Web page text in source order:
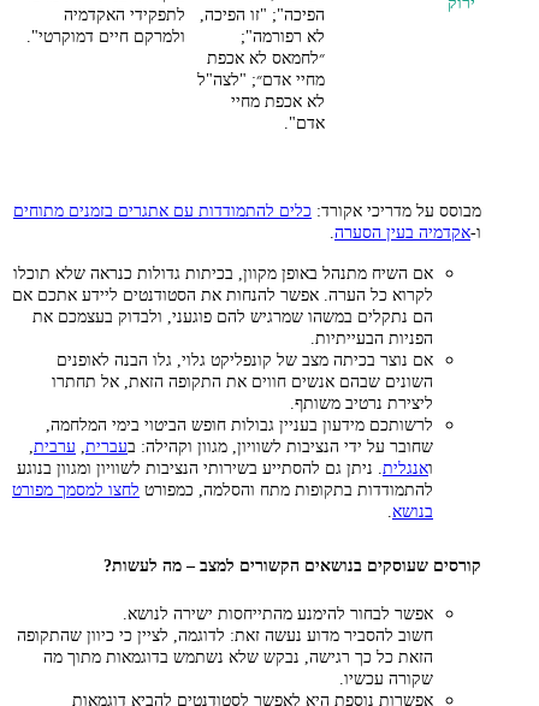
הפיכה"; "זו הפיכה,
לא רפורמה";
״לחמאס לא אכפת
מחיי אדם״; "לצה"ל
לא אכפת מחיי
אדם".
לתפקידי האקדמיה
ולמרקם חיים דמוקרטי".
מבוסס על מדריכי אקורד: כלים להתמודדות עם אתגרים בזמנים מתוחים
ו-אקדמיה בעין הסערה
אם השיח מתנהל באופן מקוון, בכיתות גדולות כנראה שלא תוכלו
לקרוא כל הערה. אפשר להנחות את הסטודנטים ליידע אתכם אם
הם נתקלים במשהו שמרגיש להם פוגעני, ולבדוק בעצמכם את
הפניות הבעייתיות.
אם נוצר בכיתה מצב של קונפליקט גלוי, גלו הבנה לאופנים
השונים שבהם אנשים חווים את התקופה הזאת, אל תחתרו
ליצירת נרטיב משותף.
לרשותכם מידעון בעניין גבולות חופש הביטוי בימי המלחמה,
שחובר על ידי הנציבות לשוויון, מגוון וקהילה: בעברית ערבית
ואנגלית . ניתן גם להסתייע בשירותי הנציבות לשוויון ומגוון בנוגע
להתמודדות בתקופות מתח והסלמה, כמפורט לחצו למסמך מפורט
בנושא
קורסים שעוסקים בנושאים הקשורים למצב – מה לעשות?
אפשר לבחור להימנע מהתייחסות ישירה לנושא.
חשוב להסביר מדוע נעשה זאת: לדוגמה, לציין כי כיוון שהתקופה
הזאת כל כך רגישה, נבקש שלא נשתמש בדוגמאות מתוך מה
שקורה עכשיו.
אפשרות נוספת היא לאפשר לסטודנטים להביא דוגמאות